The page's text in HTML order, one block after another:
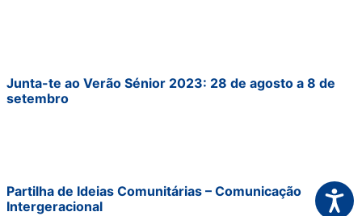
Junta-te ao Verão Sénior 2023: 28 de agosto a 8 de
setembro
Partilha de Ideias Comunitárias – Comunicação
Intergeracional